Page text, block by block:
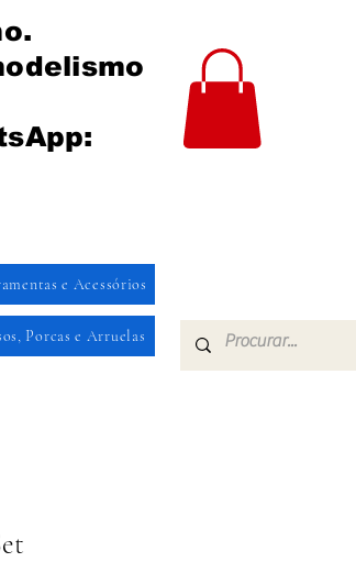
e Acessórios
Porcas e Arruelas